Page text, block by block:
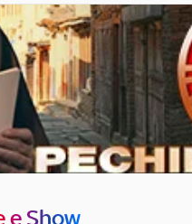
e Show